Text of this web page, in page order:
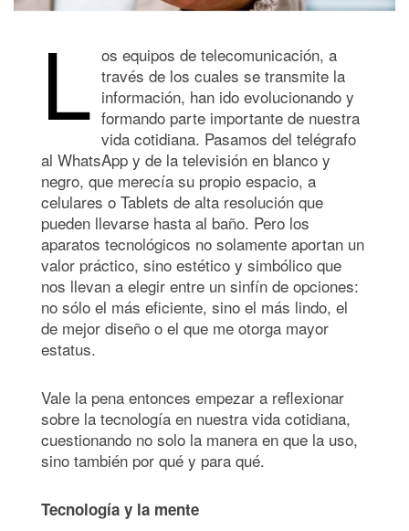
L os equipos de telecomunicación, a
través de los cuales se transmite la
información, han ido evolucionando y
formando parte importante de nuestra
vida cotidiana. Pasamos del telégrafo
al WhatsApp y de la televisión en blanco y
negro, que merecía su propio espacio, a
celulares o Tablets de alta resolución que
pueden llevarse hasta al baño. Pero los
aparatos tecnológicos no solamente aportan un
valor práctico, sino estético y simbólico que
nos llevan a elegir entre un sinfín de opciones:
no sólo el más eficiente, sino el más lindo, el
de mejor diseño o el que me otorga mayor
estatus.
Vale la pena entonces empezar a reflexionar
sobre la tecnología en nuestra vida cotidiana,
cuestionando no solo la manera en que la uso,
sino también por qué y para qué.
Tecnología y la mente